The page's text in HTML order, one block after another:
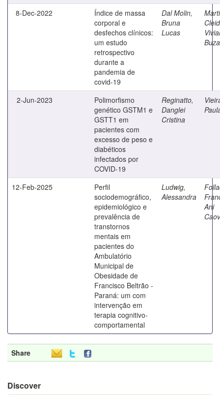
8-Dec-2022
Índice de massa
corporal e
desfechos clínicos:
um estudo
retrospectivo
durante a
pandemia de
covid-19
Dal Molin,
Bruna
Lucas
2-Jun-2023
Polimorfismo
genético GSTM1 e
GSTT1 em
pacientes com
excesso de peso e
diabéticos
infectados por
COVID-19
Reginatto,
Danglei
Cristina
12-Feb-2025
Perfil
sociodemográfico,
epidemiológico e
prevalência de
transtornos
mentais em
pacientes do
Ambulatório
Municipal de
Obesidade de
Francisco Beltrão -
Paraná: um com
intervenção em
terapia cognitivo-
comportamental
Ludwig,
Alessandra
Ani
Share
Discover